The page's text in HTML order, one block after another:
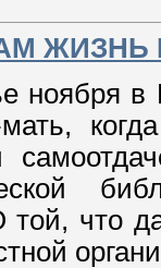
ЖИЗНЬ
ноября
что